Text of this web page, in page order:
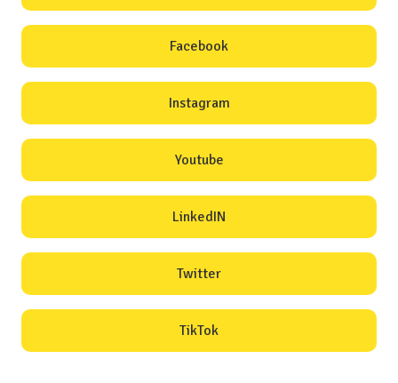
Facebook
Instagram
Youtube
LinkedIN
Twitter
TikTok